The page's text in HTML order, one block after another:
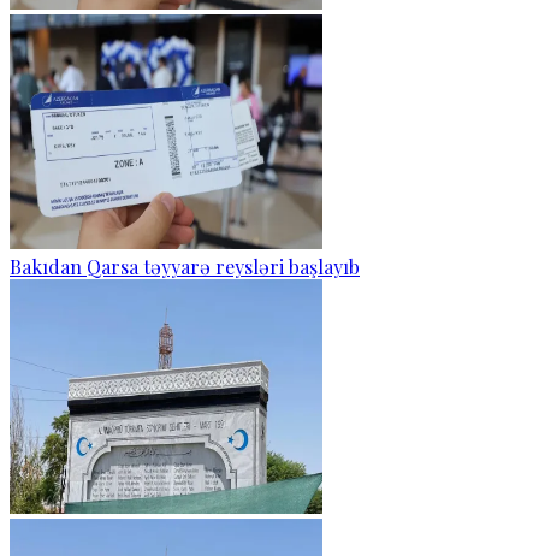
Bakıdan Qarsa təyyarə reysləri başlayıb